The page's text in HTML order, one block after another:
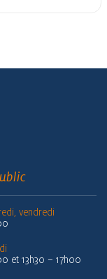
vendredi
et 13h30 – 17h00